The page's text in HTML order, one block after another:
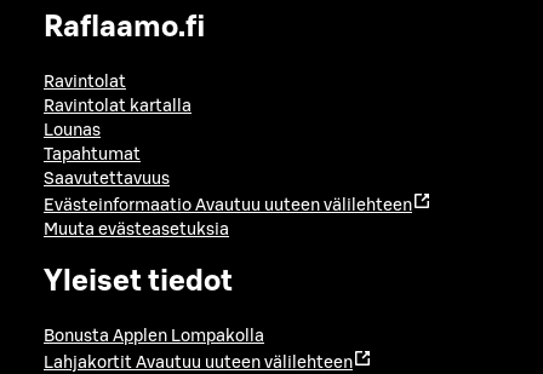
Raflaamo.fi
Ravintolat
Ravintolat kartalla
Lounas
Tapahtumat
Saavutettavuus
Evästeinformaatio Avautuu uuteen välilehteen
Muuta evästeasetuksia
Yleiset tiedot
Bonusta Applen Lompakolla
Lahjakortit Avautuu uuteen välilehteen